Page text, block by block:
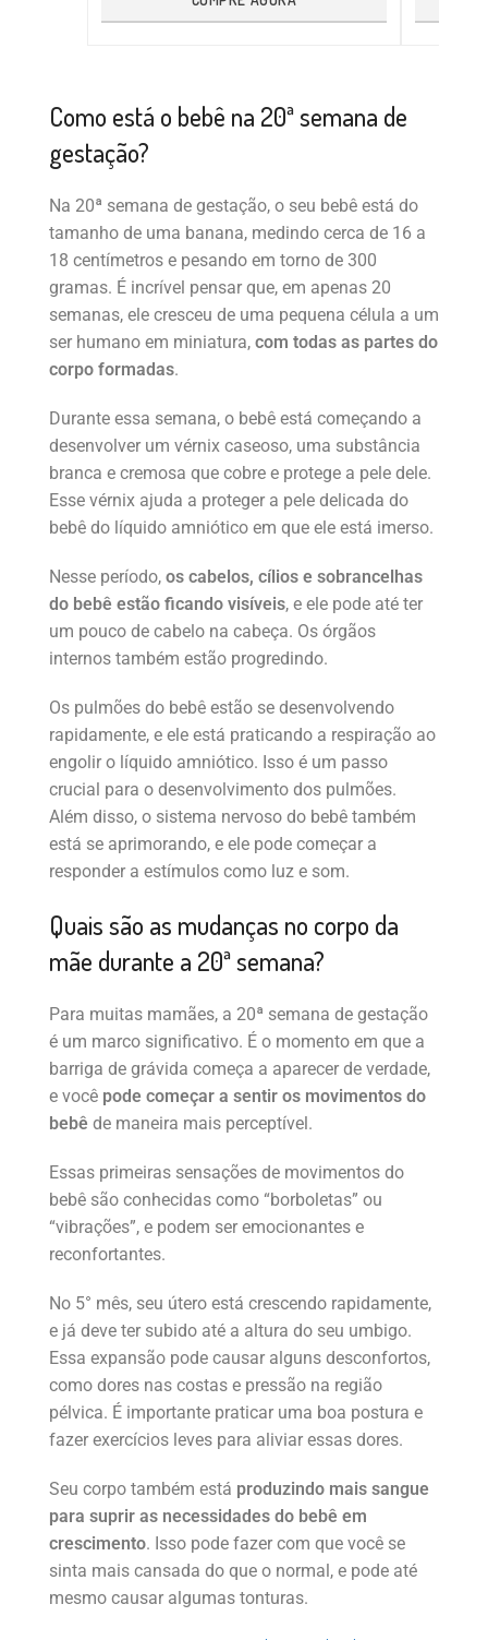
Como está o bebê na 20ª semana de
gestação?
Na 20ª semana de gestação, o seu bebê está do
tamanho de uma banana, medindo cerca de 16 a
18 centímetros e pesando em torno de 300
gramas. É incrível pensar que, em apenas 20
semanas, ele cresceu de uma pequena célula a um
ser humano em miniatura, com todas as partes do
corpo formadas.
Durante essa semana, o bebê está começando a
desenvolver um vérnix caseoso, uma substância
branca e cremosa que cobre e protege a pele dele.
Esse vérnix ajuda a proteger a pele delicada do
bebê do líquido amniótico em que ele está imerso.
Nesse período, os cabelos, cílios e sobrancelhas
do bebê estão ficando visíveis, e ele pode até ter
um pouco de cabelo na cabeça. Os órgãos
internos também estão progredindo.
Os pulmões do bebê estão se desenvolvendo
rapidamente, e ele está praticando a respiração ao
engolir o líquido amniótico. Isso é um passo
crucial para o desenvolvimento dos pulmões.
Além disso, o sistema nervoso do bebê também
está se aprimorando, e ele pode começar a
responder a estímulos como luz e som.
Quais são as mudanças no corpo da
mãe durante a 20ª semana?
Para muitas mamães, a 20ª semana de gestação
é um marco significativo. É o momento em que a
barriga de grávida começa a aparecer de verdade,
e você pode começar a sentir os movimentos do
bebê de maneira mais perceptível.
Essas primeiras sensações de movimentos do
bebê são conhecidas como “borboletas” ou
“vibrações”, e podem ser emocionantes e
reconfortantes.
No 5° mês, seu útero está crescendo rapidamente,
e já deve ter subido até a altura do seu umbigo.
Essa expansão pode causar alguns desconfortos,
como dores nas costas e pressão na região
pélvica. É importante praticar uma boa postura e
fazer exercícios leves para aliviar essas dores.
Seu corpo também está produzindo mais sangue
para suprir as necessidades do bebê em
crescimento. Isso pode fazer com que você se
sinta mais cansada do que o normal, e pode até
mesmo causar algumas tonturas.